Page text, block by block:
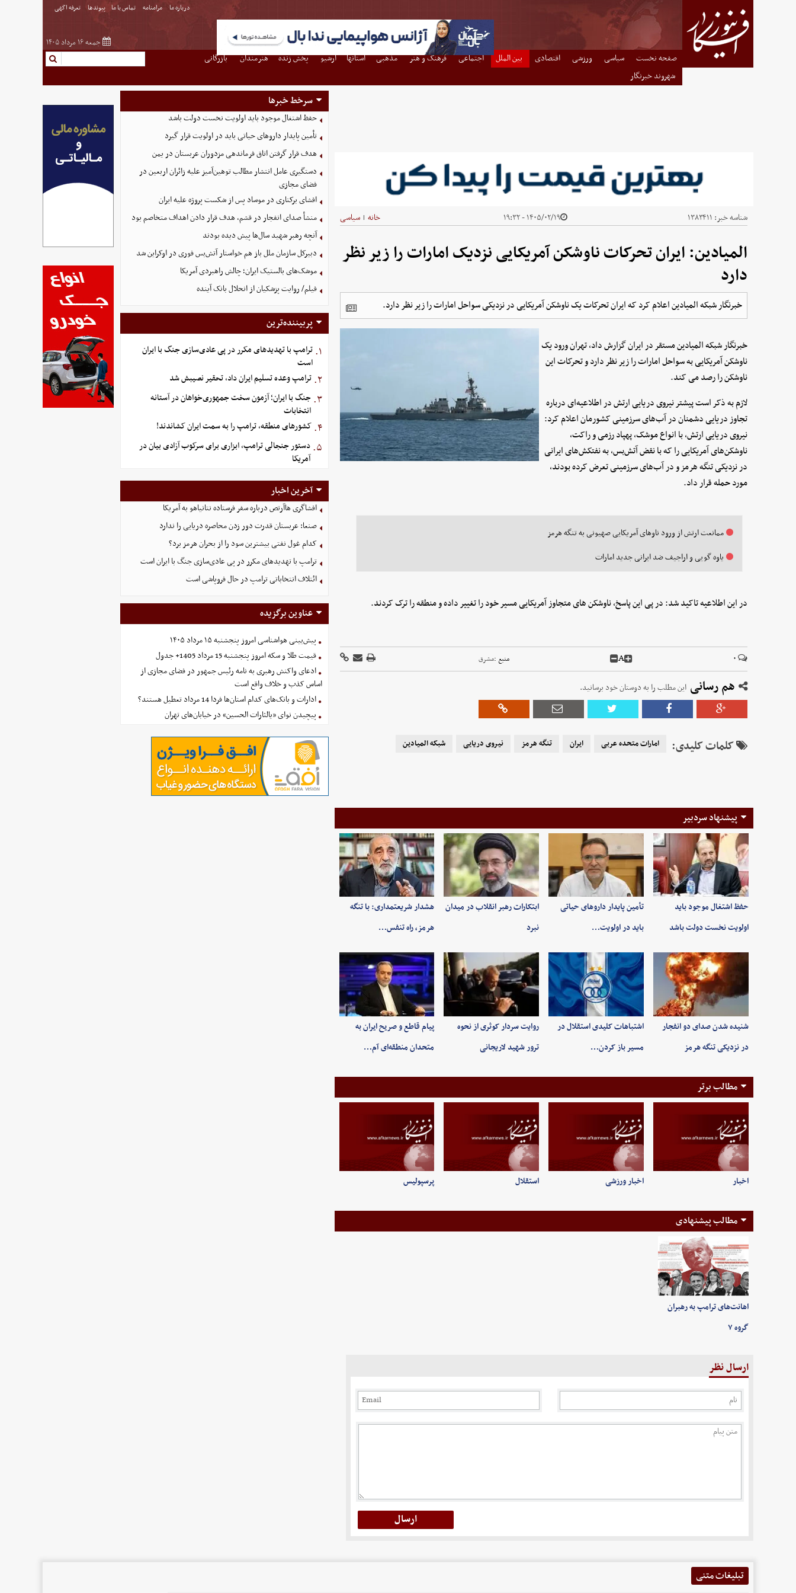
درباره ما مرامنامه تماس با ما پیوندها تعرفه اگهی
جمعه ۱۶ مرداد ۱۴۰۵
صفحه نخست سیاسی ورزشی اقتصادی بین الملل اجتماعی فرهنگ و هنر مذهبی استانها آرشیو پخش زنده هنرمندان
بازرگانی
شهروند خبرنگار
شناسه خبر: ۱۳۸۳۴۱۱ ۱۴۰۵/۰۲/۱۹ - ۱۹:۳۲ خانه | سیاسی
المیادین: ایران تحرکات ناوشکن آمریکایی نزدیک امارات را زیر نظر
دارد
خبرنگار شبکه المیادین اعلام کرد که ایران تحرکات یک ناوشکن آمریکایی در نزدیکی سواحل امارات را زیر نظر دارد.
خبرنگار شبکه المیادین مستقر در ایران گزارش داد، تهران ورود یک
ناوشکن آمریکایی به سواحل امارات را زیر نظر دارد و تحرکات این
ناوشکن را رصد می کند.
لازم به ذکر است پیشتر نیروی دریایی ارتش در اطلاعیه‌ای درباره
تجاوز دریایی دشمنان در آب‌های سرزمینی کشورمان اعلام کرد:
نیروی دریایی ارتش، با انواع موشک، پهپاد رزمی و راکت،
ناوشکن‌های آمریکایی را که با نقض آتش‌بس، به نفتکش‌های ایرانی
در نزدیکی تنگه هرمز و در آب‌های سرزمینی تعرض کرده بودند،
مورد حمله قرار داد.
ممانعت ارتش از ورود ناوهای آمریکایی صهیونی به تنگه هرمز
یاوه گویی و اراجیف ضد ایرانی جدید امارات
در این اطلاعیه تاکید شد: در پی این پاسخ، ناوشکن های متجاوز آمریکایی مسیر خود را تغییر داده و منطقه را ترک کردند.
۰ A منبع :مشرق
هم رسانی این مطلب را به دوستان خود برسانید.
کلمات کلیدی: امارات متحده عربی ایران تنگه هرمز نیروی دریایی شبکه المیادین
پیشنهاد سردبیر
حفظ اشتغال موجود باید
اولویت نخست دولت باشد
تأمین پایدار داروهای حیاتی
باید در اولویت…
ابتکارات رهبر انقلاب در میدان
نبرد
هشدار شریعتمداری: با تنگه
هرمز، راه تنفس…
شنیده شدن صدای دو انفجار
در نزدیکی تنگه هرمز
اشتباهات کلیدی استقلال در
مسیر باز کردن…
روایت سردار کوثری از نحوه
ترور شهید لاریجانی
پیام قاطع و صریح ایران به
متحدان منطقه‌ای آم…
مطالب برتر
اخبار اخبار ورزشی استقلال پرسپولیس
مطالب پیشنهادی
اهانت‌های ترامپ به رهبران
گروه ۷
ارسال نظر
سرخط خبرها
حفظ اشتغال موجود باید اولویت نخست دولت باشد
تأمین پایدار داروهای حیاتی باید در اولویت قرار گیرد
هدف قرار گرفتن اتاق‌ فرماندهی مزدوران عربستان در یمن
دستگیری عامل انتشار مطالب توهین‌آمیز علیه زائران اربعین در
فضای مجازی
افشای برکناری در موساد پس از شکست پروژه علیه ایران
منشأ صدای انفجار در قشم، هدف قرار دادن اهداف متخاصم بود
آنچه رهبر شهید سال‌ها پیش دیده بودند
دبیرکل سازمان ملل باز هم خواستار آتش‌بس فوری در اوکراین شد
موشک‌های بالستیک ایران؛ چالش راهبردی آمریکا
فیلم/ روایت پزشکیان از انحلال بانک آینده
پربیننده‌ترین
۱. ترامپ با تهدیدهای مکرر در پی عادی‌سازی جنگ با ایران
است
۲. ترامپ وعده تسلیم ایران داد، تحقیر نصیبش شد
۳. جنگ با ایران؛ آزمون سخت جمهوری‌خواهان در آستانه
انتخابات
۴. کشورهای منطقه، ترامپ را به سمت ایران کشاندند!
۵. دستور جنجالی ترامپ، ابزاری برای سرکوب آزادی بیان در
آمریکا
آخرین اخبار
افشاگری هاآرتص درباره سفر فرستاده نتانیاهو به آمریکا
صنعا: عربستان قدرت دور زدن محاصره دریایی را ندارد
کدام غول نفتی بیشترین سود را از بحران هرمز برد؟
ترامپ با تهدیدهای مکرر در پی عادی‌سازی جنگ با ایران است
ائتلاف انتخاباتی ترامپ در حال فروپاشی است
عناوین برگزیده
پیش‌بینی هواشناسی امروز پنجشنبه ۱۵ مرداد ۱۴۰۵
قیمت طلا و سکه امروز پنجشنبه 15 مرداد 1405+ جدول
ادعای واکنش رهبری به نامه رئیس جمهور در فضای مجازی از
اساس کذب و خلاف واقع است
ادارات و بانک‌های کدام استان‌ها فردا 14 مرداد تعطیل هستند؟
پیچیدن نوای «یالثارات الحسین» در خیابان‌های تهران
تبلیغات متنی